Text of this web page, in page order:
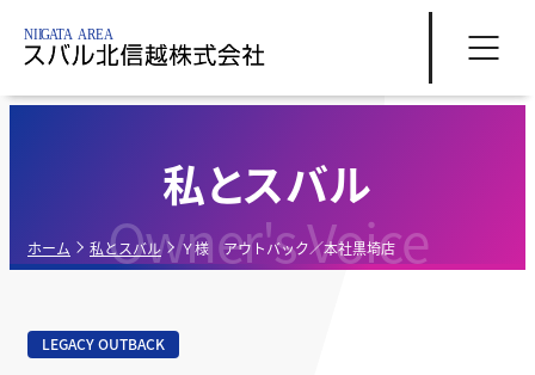
Owner's Voice
私とスバル
ホーム 私とスバル Ｙ様 アウトバック／本社黒埼店
LEGACY OUTBACK